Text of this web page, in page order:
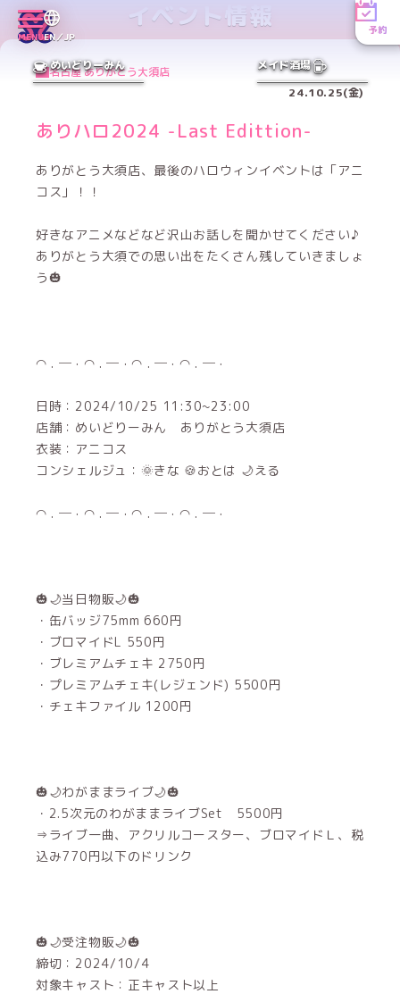
MENUEN／JP
予約
めいどりーみん メイド酒場
イベント情報
名古屋 ありがとう大須店
24.10.25(金)
ありハロ2024 -Last Edittion-
ありがとう大須店、最後のハロウィンイベントは「アニ
コス」！！
好きなアニメなどなど沢山お話しを聞かせてください♪
ありがとう大須での思い出をたくさん残していきましょ
う🎃
◠ . ─ · ◠ . ─ · ◠ . ─ · ◠ . ─ ·
日時：2024/10/25 11:30~23:00
店舗：めいどりーみん ありがとう大須店
衣装：アニコス
コンシェルジュ：🌞きな 🍪おとは 🌙える
◠ . ─ · ◠ . ─ · ◠ . ─ · ◠ . ─ ·
🎃🌙当日物販🌙🎃
・缶バッジ75mm 660円
・ブロマイドL 550円
・ブレミアムチェキ 2750円
・プレミアムチェキ(レジェンド) 5500円
・チェキファイル 1200円
🎃🌙わがままライブ🌙🎃
・2.5次元のわがままライブSet 5500円
⇒ライブ一曲、アクリルコースター、ブロマイドＬ、税
込み770円以下のドリンク
🎃🌙受注物販🌙🎃
締切：2024/10/4
対象キャスト：正キャスト以上